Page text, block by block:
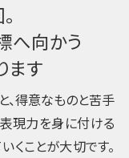
へ向かう
ます
、得意なものと苦手
現力を身に付ける
くことが大切です。